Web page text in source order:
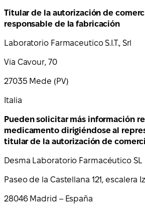
Titular de la autorización de
responsable de la fabricación
Laboratorio Farmaceutico S.I.T., Srl
Via Cavour, 70
27035 Mede (PV)
Italia
Pueden solicitar más información
medicamento dirigiéndose al
titular de la autorización de
Desma Laboratorio Farmacéutico SL
Paseo de la Castellana 121, escalera
28046 Madrid – España